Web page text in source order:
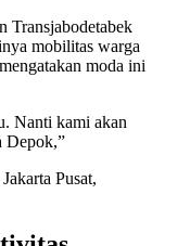
Transjabodetabek
mobilitas warga
moda ini
Nanti kami akan
Depok,”
Pusat,